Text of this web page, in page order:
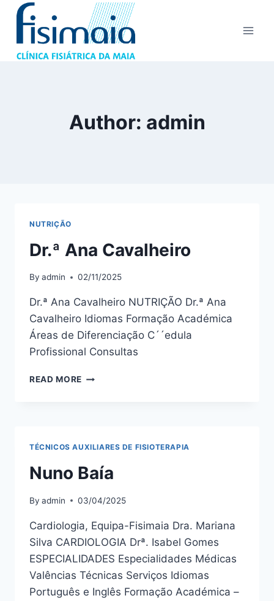
Skip
content
Author: admin
NUTRIÇÃO
Dr.ª Ana Cavalheiro
By admin 02/11/2025
Dr.ª Ana Cavalheiro NUTRIÇÃO Dr.ª Ana
Cavalheiro Idiomas Formação Académica
Áreas de Diferenciação C´´edula
Profissional Consultas
READ MORE DR.ª
TÉCNICOS AUXILIARES DE FISIOTERAPIA
Nuno Baía
By admin 03/04/2025
Cardiologia, Equipa-Fisimaia Dra. Mariana
Silva CARDIOLOGIA Drª. Isabel Gomes
ESPECIALIDADES Especialidades Médicas
Valências Técnicas Serviços Idiomas
Português e Inglês Formação Académica –